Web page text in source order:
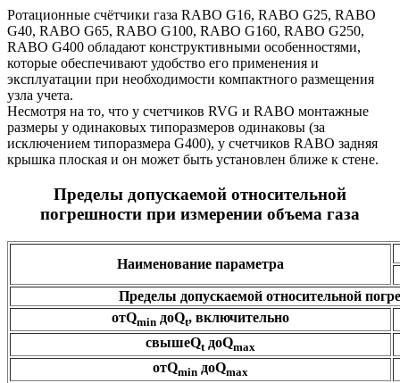
Ротационные счётчики газа RABO G16, RABO G25, RABO
G40, RABO G65, RABO G100, RABO G160, RABO G250,
RABO G400 обладают конструктивными особенностями,
которые обеспечивают удобство его применения и
эксплуатации при необходимости компактного размещения
узла учета.
Несмотря на то, что у счетчиков RVG и RABO монтажные
размеры у одинаковых типоразмеров одинаковы (за
исключением типоразмера G400), у счетчиков RABO задняя
крышка плоская и он может быть установлен ближе к стене.
Пределы допускаемой относительной
погрешности при измерении объема газа
Наименование параметра
Пределы допускаемой относительной
отQmin доQt, включительно
свышеQt доQmax
отQmin доQmax